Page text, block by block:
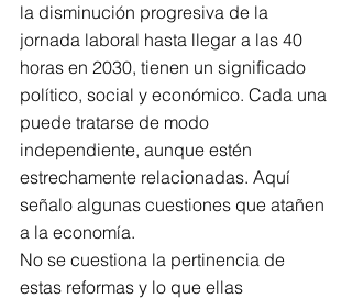
la disminución progresiva de la
jornada laboral hasta llegar a las 40
horas en 2030, tienen un significado
político, social y económico. Cada una
puede tratarse de modo
independiente, aunque estén
estrechamente relacionadas. Aquí
señalo algunas cuestiones que atañen
a la economía.
No se cuestiona la pertinencia de
estas reformas y lo que ellas